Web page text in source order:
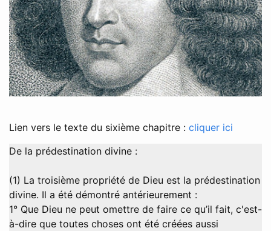
Lien vers le texte du sixième chapitre : cliquer ici
De la prédestination divine :
(1) La troisième propriété de Dieu est la prédestination
divine. Il a été démontré antérieurement :
1° Que Dieu ne peut omettre de faire ce qu’il fait, c'est-
à-dire que toutes choses ont été créées aussi